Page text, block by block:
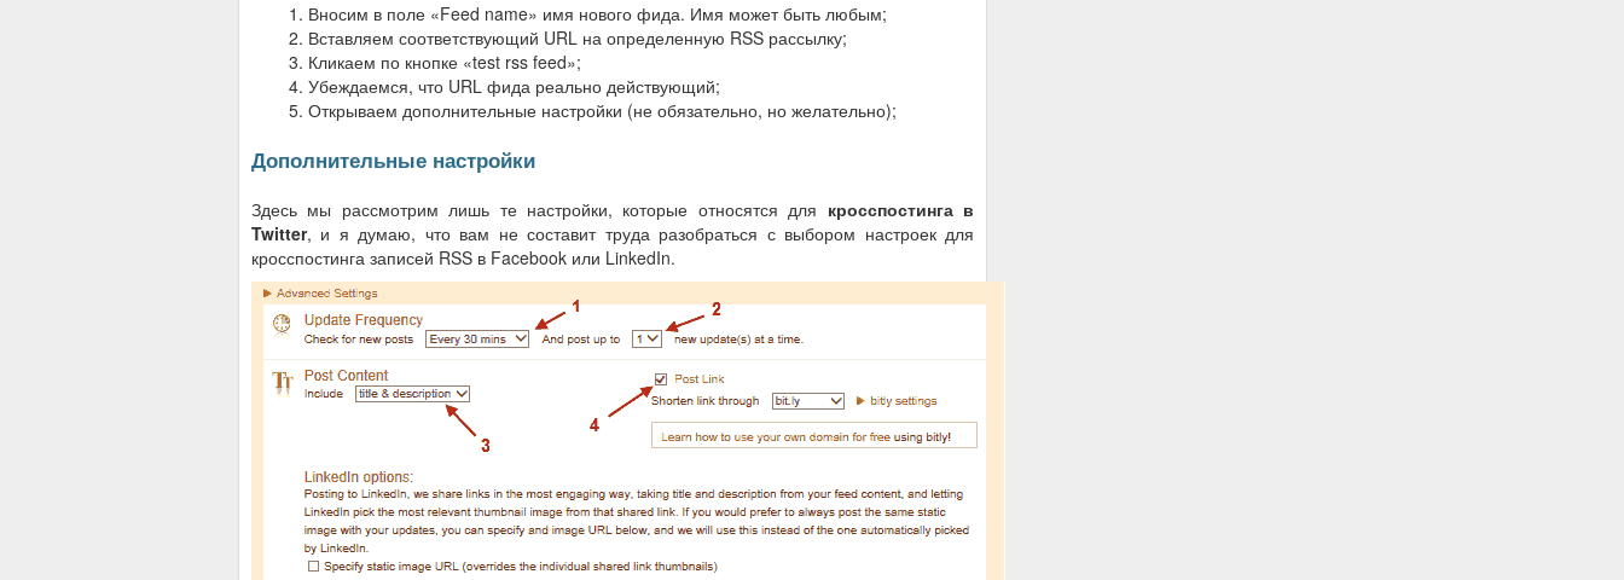
Вносим в поле «Feed name» имя нового фида. Имя может быть любым;
Вставляем соответствующий URL на определенную RSS рассылку;
Кликаем по кнопке «test rss feed»;
Убеждаемся, что URL фида реально действующий;
Открываем дополнительные настройки (не обязательно, но желательно);
Дополнительные настройки
Здесь мы рассмотрим лишь те настройки, которые относятся для кросспостинга в
Twitter, и я думаю, что вам не составит труда разобраться с выбором настроек для
кросспостинга записей RSS в Facebook или LinkedIn.